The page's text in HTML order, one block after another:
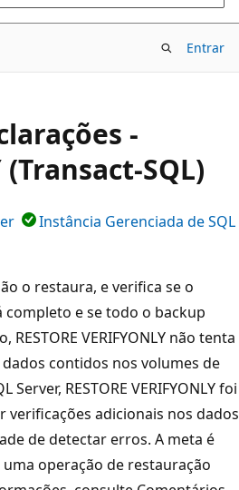
Entrar
-
(Transact-SQL)
Instância Gerenciada de SQL
o restaura, e verifica se o
e se todo o backup
VERIFYONLY não tenta
contidos nos volumes de
RESTORE VERIFYONLY foi
adicionais nos dados
de detectar erros. A meta é
operação de restauração